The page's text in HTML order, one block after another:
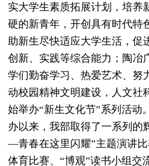
实大学生素质拓展计划，培养
硬的新青年，开创具有时代特
助新生尽快适应大学生活，促
创新、实践等综合能力；陶冶
学们勤奋学习、热爱艺术、努
动校园精神文明建设，人文社
始举办“新生文化节”系列活动
办以来，我部取得了一系列的
—青春在这里闪耀”主题演讲
体育比赛、“博观”读书小组交